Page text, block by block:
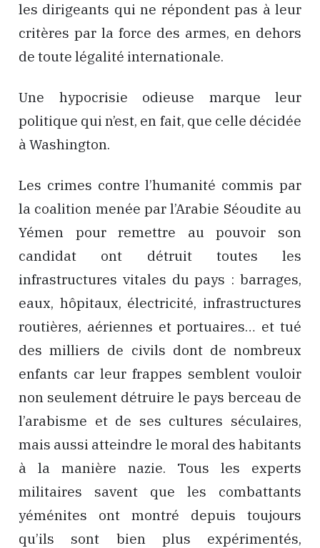
les dirigeants qui ne répondent pas à leur
critères par la force des armes, en dehors
de toute légalité internationale.
Une hypocrisie odieuse marque leur
politique qui n’est, en fait, que celle décidée
à Washington.
Les crimes contre l’humanité commis par
la coalition menée par l’Arabie Séoudite au
Yémen pour remettre au pouvoir son
candidat ont détruit toutes les
infrastructures vitales du pays : barrages,
eaux, hôpitaux, électricité, infrastructures
routières, aériennes et portuaires… et tué
des milliers de civils dont de nombreux
enfants car leur frappes semblent vouloir
non seulement détruire le pays berceau de
l’arabisme et de ses cultures séculaires,
mais aussi atteindre le moral des habitants
à la manière nazie. Tous les experts
militaires savent que les combattants
yéménites ont montré depuis toujours
qu’ils sont bien plus expérimentés,